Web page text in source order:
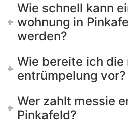
Wie schnell kann
wohnung in
werden?
Wie bereite ich die
entrümpelung vor?
Wer zahlt messie
Pinkafeld?